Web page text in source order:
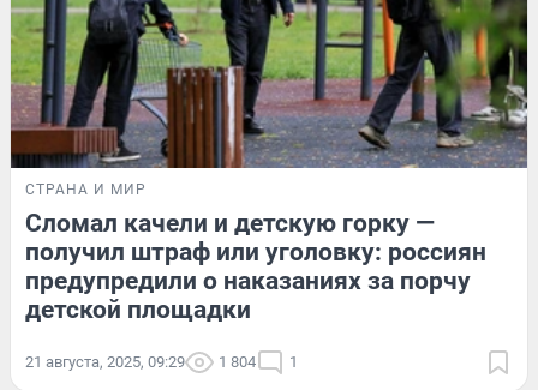
СТРАНА И МИР
Сломал качели и детскую горку —
получил штраф или уголовку: россиян
предупредили о наказаниях за порчу
детской площадки
21 августа, 2025, 09:29 1 804 1